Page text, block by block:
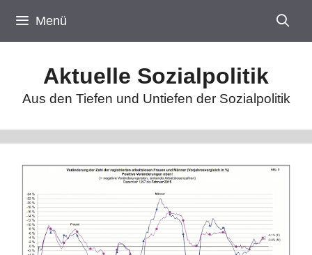
Inhalt
springen
Menü
Aktuelle Sozialpolitik
Aus den Tiefen und Untiefen der Sozialpolitik